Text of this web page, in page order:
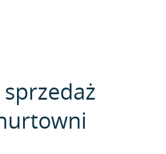
sprzedaż